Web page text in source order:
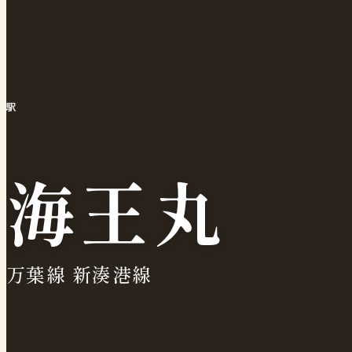
駅
海王丸
万葉線 新湊港線